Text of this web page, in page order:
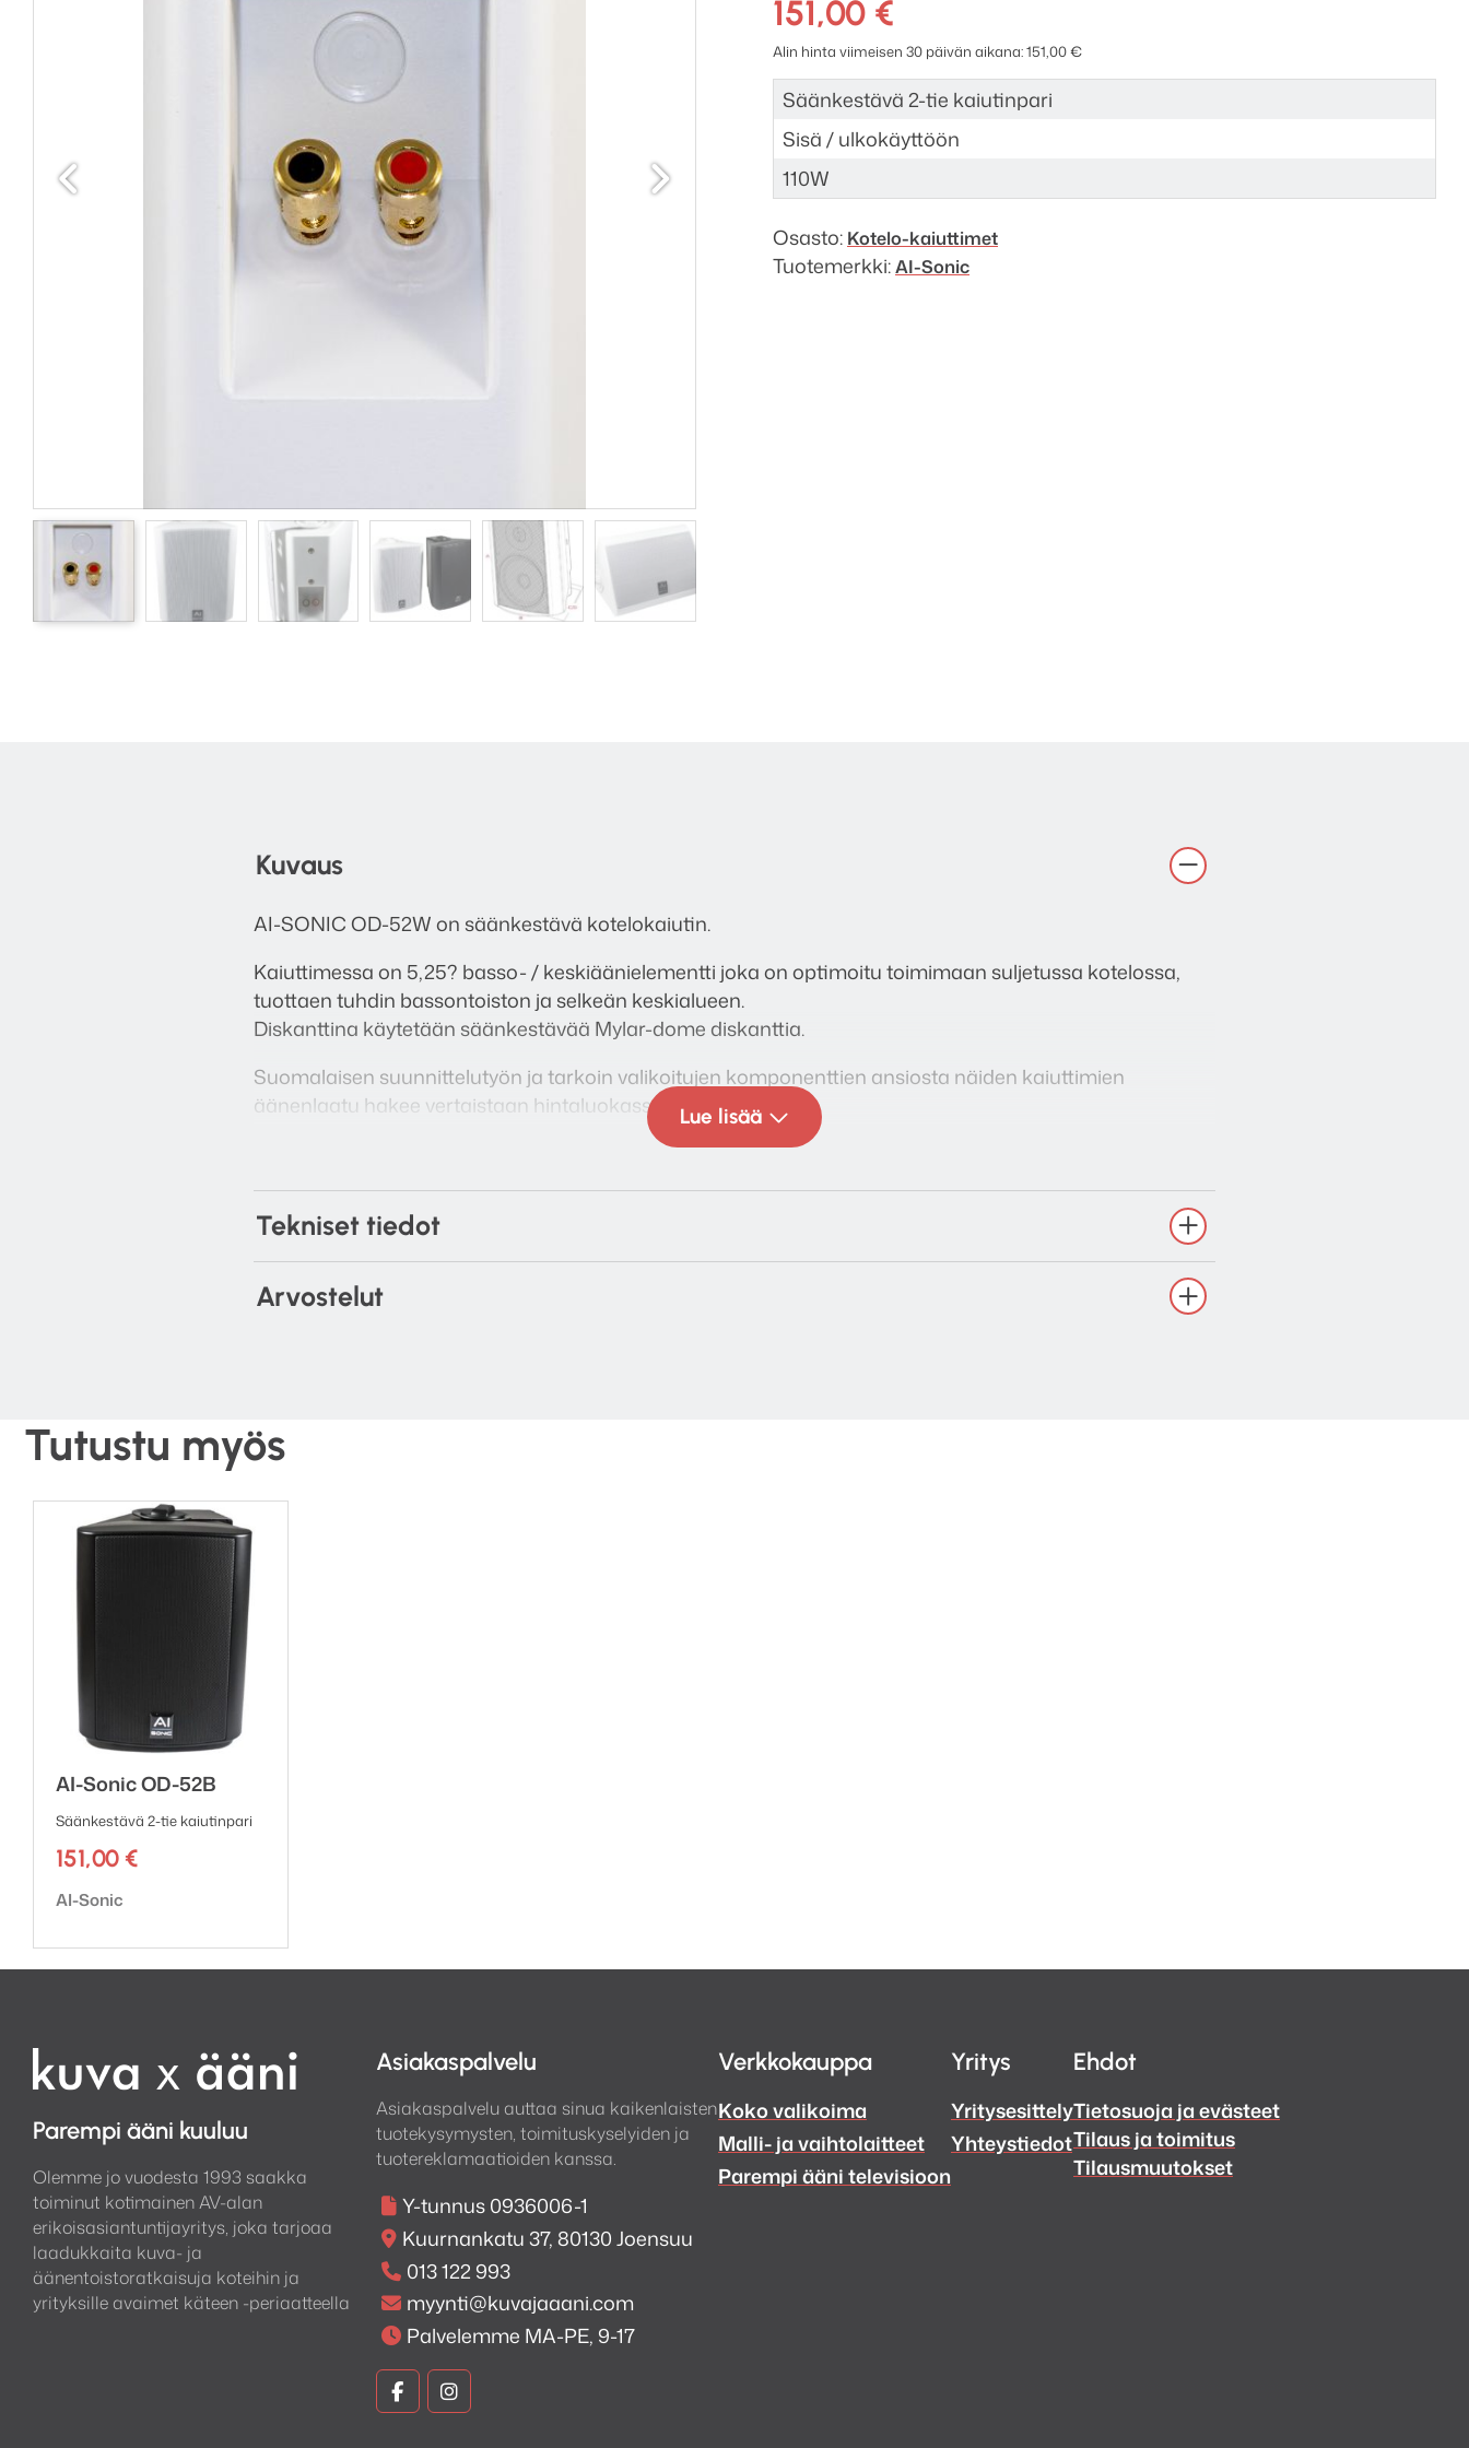
52W
määrä
151,00 €
Alin hinta viimeisen 30 päivän aikana:151,00€
Säänkestävä 2-tie kaiutinpari
Sisä / ulkokäyttöön
110W
Osasto: Kotelo-kaiuttimet
Tuotemerkki:AI-Sonic
Kuvaus
AI-SONIC OD-52W on säänkestävä kotelokaiutin.
Kaiuttimessa on 5,25? basso- / keskiäänielementti joka on optimoitu toimimaan suljetussa kotelossa,
tuottaen tuhdin bassontoiston ja selkeän keskialueen.
Diskanttina käytetään säänkestävää Mylar-dome diskanttia.
Suomalaisen suunnittelutyön ja tarkoin valikoitujen komponenttien ansiosta näiden kaiuttimien
äänenlaatu hakee vertaistaan hintaluokassaan.
OD-52W on hyvä vaihtoehto veneisiin, terasseille, julkisiin tiloihin ja kaiutin soveltuu niin ulko- kuin
suojaritilöiden kanssa. Logot ovat erillisinä tarroina pakkauksessa, näin voit liimata logotarran oikeaan
asentoon sen mukaan miten asennat kaiuttimet, tai jättää halutessasi ne laittamatta paikoilleen.
Lue lisää
Tekniset tiedot
Arvostelut
Tutustu myös
AI-Sonic OD-52B
Säänkestävä 2-tie kaiutinpari
151,00 €
Tuotemerkki:
AI-Sonic
Parempi ääni kuuluu
Olemme jo vuodesta 1993 saakka
toiminut kotimainen AV-alan
erikoisasiantuntijayritys, joka tarjoaa
laadukkaita kuva- ja
äänentoistoratkaisuja koteihin ja
yrityksille avaimet käteen -periaatteella
Asiakaspalvelu
Asiakaspalvelu auttaa sinua kaikenlaisten
tuotekysymysten, toimituskyselyiden ja
tuotereklamaatioiden kanssa.
Y-tunnus 0936006-1
Kuurnankatu 37, 80130 Joensuu
013 122 993
myynti@kuvajaaani.com
Palvelemme MA-PE, 9-17
KuvaKuva
Verkkokauppa
Koko valikoima
Malli- ja vaihtolaitteet
Parempi ääni televisioon
Yritys
Yritysesittely
Yhteystiedot
Ehdot
Tietosuoja ja evästeet
Tilaus ja toimitus
Tilausmuutokset